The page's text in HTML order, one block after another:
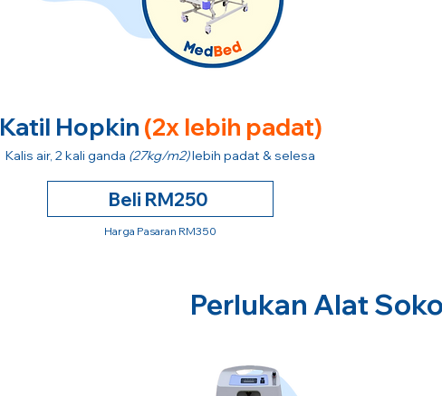
Katil Hopkin (2x lebih padat)
Kalis air, 2 kali ganda (27kg/m2)lebih padat & selesa
Beli RM250
Harga Pasaran RM350
Perlukan Alat